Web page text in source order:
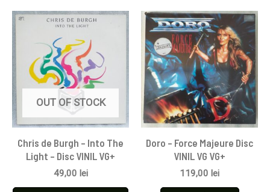
OUT OF STOCK
Chris de Burgh – Into The
Light – Disc VINIL VG+
49,00 lei
Doro – Force Majeure Disc
VINIL VG VG+
119,00 lei